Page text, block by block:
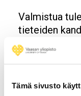
Tämä sivusto
Valmistua
tieteiden
filosofian